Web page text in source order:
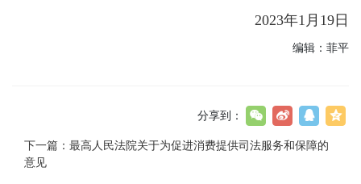
2023年1月19日
编辑：菲平
分享到：
下一篇： 最高人民法院关于为促进消费提供司法服务和保障的
意见